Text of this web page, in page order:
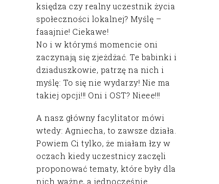
księdza czy realny uczestnik życia
społeczności lokalnej? Myślę –
faaajnie! Ciekawe!
No i w którymś momencie oni
zaczynają się zjeżdżać. Te babinki i
dziaduszkowie, patrzę na nich i
myślę: To się nie wydarzy! Nie ma
takiej opcji!!! Oni i OST? Nieee!!!
A nasz główny facylitator mówi
wtedy: Agniecha, to zawsze działa.
Powiem Ci tylko, że miałam łzy w
oczach kiedy uczestnicy zaczęli
proponować tematy, które były dla
nich ważne, a jednocześnie